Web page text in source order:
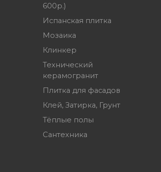
600р.)
Испанская плитка
Мозаика
Клинкер
Технический
керамогранит
Плитка для фасадов
Клей, Затирка, Грунт
Тёплые полы
Сантехника